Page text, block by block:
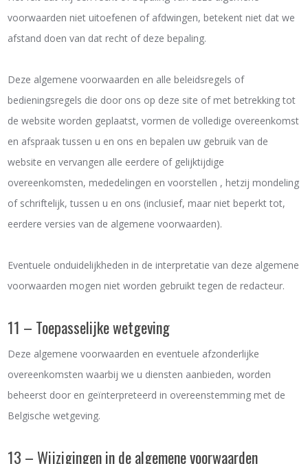
voorwaarden niet uitoefenen of afdwingen, betekent niet dat we
afstand doen van dat recht of deze bepaling.
Deze algemene voorwaarden en alle beleidsregels of
bedieningsregels die door ons op deze site of met betrekking tot
de website worden geplaatst, vormen de volledige overeenkomst
en afspraak tussen u en ons en bepalen uw gebruik van de
website en vervangen alle eerdere of gelijktijdige
overeenkomsten, mededelingen en voorstellen , hetzij mondeling
of schriftelijk, tussen u en ons (inclusief, maar niet beperkt tot,
eerdere versies van de algemene voorwaarden).
Eventuele onduidelijkheden in de interpretatie van deze algemene
voorwaarden mogen niet worden gebruikt tegen de redacteur.
11 – Toepasselijke wetgeving
Deze algemene voorwaarden en eventuele afzonderlijke
overeenkomsten waarbij we u diensten aanbieden, worden
beheerst door en geïnterpreteerd in overeenstemming met de
Belgische wetgeving.
13 – Wijzigingen in de algemene voorwaarden